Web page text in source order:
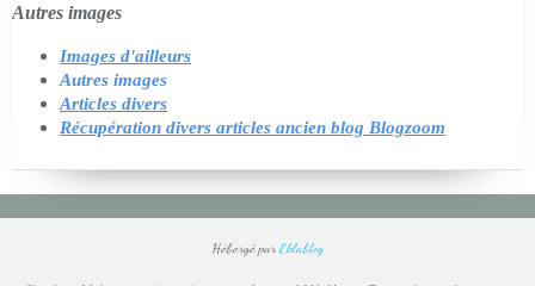
Autres images
Images d'ailleurs
Autres images
Articles divers
Récupération divers articles ancien blog Blogzoom
Hébergé parEklablog